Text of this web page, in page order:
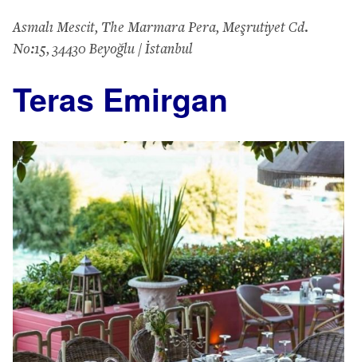
Asmalı Mescit, The Marmara Pera, Meşrutiyet Cd.
No:15, 34430 Beyoğlu / İstanbul
Teras Emirgan